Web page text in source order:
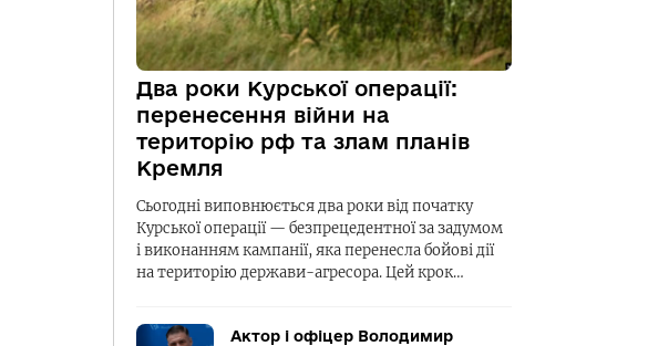
Два роки Курської операції:
перенесення війни на
територію рф та злам планів
Кремля
Сьогодні виповнюється два роки від початку
Курської операції — безпрецедентної за задумом
і виконанням кампанії, яка перенесла бойові дії
на територію держави-агресора. Цей крок…
Актор і офіцер Володимир